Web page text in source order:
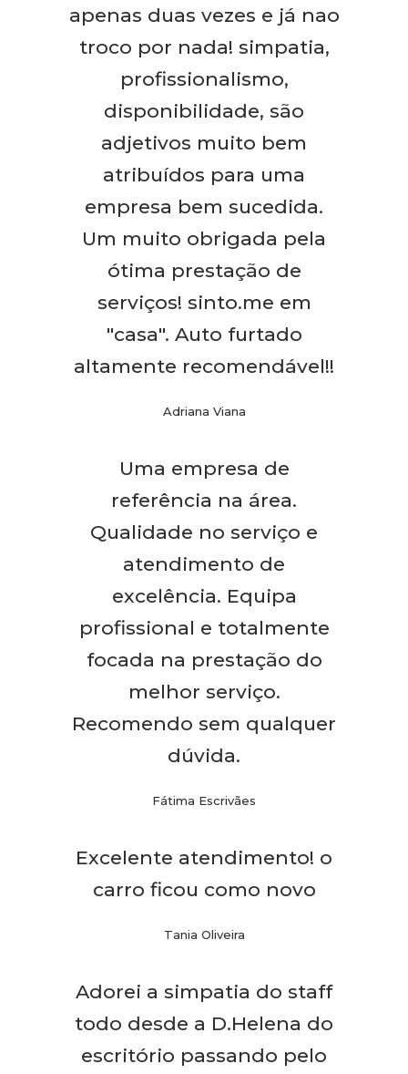
apenas duas vezes e já nao
troco por nada! simpatia,
profissionalismo,
disponibilidade, são
adjetivos muito bem
atribuídos para uma
empresa bem sucedida.
Um muito obrigada pela
ótima prestação de
serviços! sinto.me em
"casa". Auto furtado
altamente recomendável!!
Adriana Viana
Uma empresa de
referência na área.
Qualidade no serviço e
atendimento de
excelência. Equipa
profissional e totalmente
focada na prestação do
melhor serviço.
Recomendo sem qualquer
dúvida.
Fátima Escrivães
Excelente atendimento! o
carro ficou como novo
Tania Oliveira
Adorei a simpatia do staff
todo desde a D.Helena do
escritório passando pelo